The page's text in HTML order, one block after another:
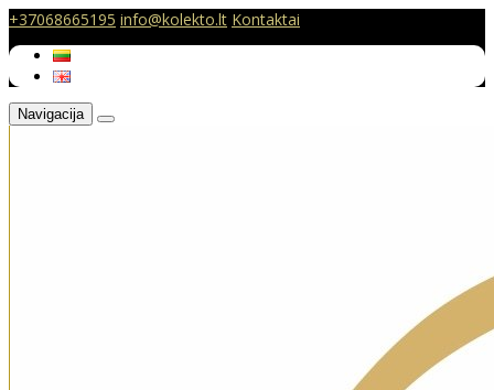
+37068665195 info@kolekto.lt Kontaktai
Navigacija